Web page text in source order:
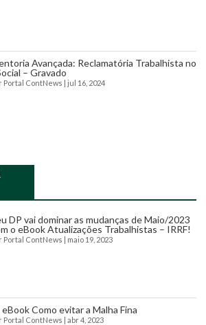
Avançada: Reclamatória Trabalhista no
– Gravado
Portal ContNews | jul 16, 2024
DP vai dominar as mudanças de Maio/2023
o eBook Atualizações Trabalhistas – IRRF!
Portal ContNews | maio 19, 2023
eBook Como evitar a Malha Fina
Portal ContNews | abr 4, 2023